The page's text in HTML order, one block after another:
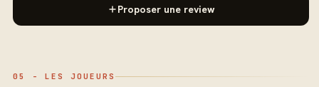
Proposer une review
05 - LES JOUEURS